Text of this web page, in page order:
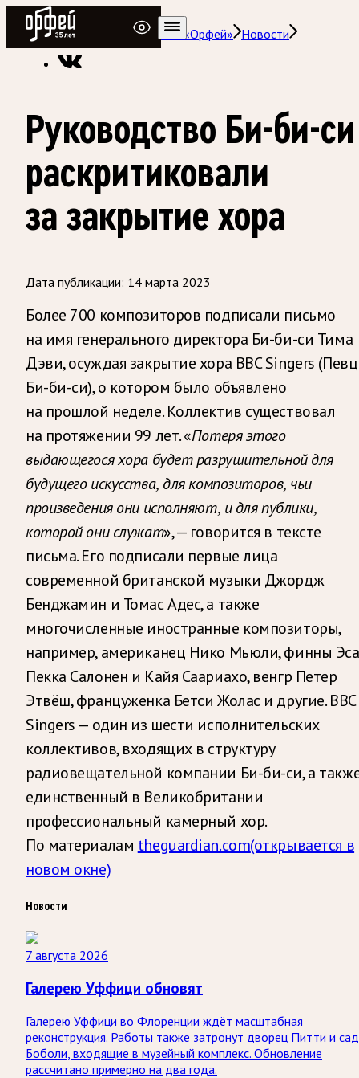
Радио Орфей
Радио классической музыки «Орфей» Новости
Руководство Би-би-си
раскритиковали
за закрытие хора
Дата публикации: 14 марта 2023
Более 700 композиторов подписали письмо
на имя генерального директора Би-би-си Тима
Дэви, осуждая закрытие хора BBC Singers
Би-би-си), о котором было объявлено
на прошлой неделе. Коллектив существовал
на протяжении 99 лет. «Потеря этого
выдающегося хора будет разрушительной для
будущего искусства, для композиторов, чьи
произведения они исполняют, и для публики,
которой они служат», — говорится в тексте
письма. Его подписали первые лица
современной британской музыки Джордж
Бенджамин и Томас Адес, а также
многочисленные иностранные композиторы,
например, американец Нико Мьюли, финны
Пекка Салонен и Кайя Саариахо, венгр Петер
Этвёш, француженка Бетси Жолас и другие. BBC
Singers — один из шести исполнительских
коллективов, входящих в структуру
радиовещательной компании Би-би-си, а
единственный в Великобритании
профессиональный камерный хор.
По материалам theguardian.com(открывается в
новом окне)
Новости
7 августа 2026
Галерею Уффици обновят
Галерею Уффици во Флоренции ждёт масштабная
реконструкция. Работы также затронут дворец Питти и
Боболи, входящие в музейный комплекс. Обновление
рассчитано примерно на два года.